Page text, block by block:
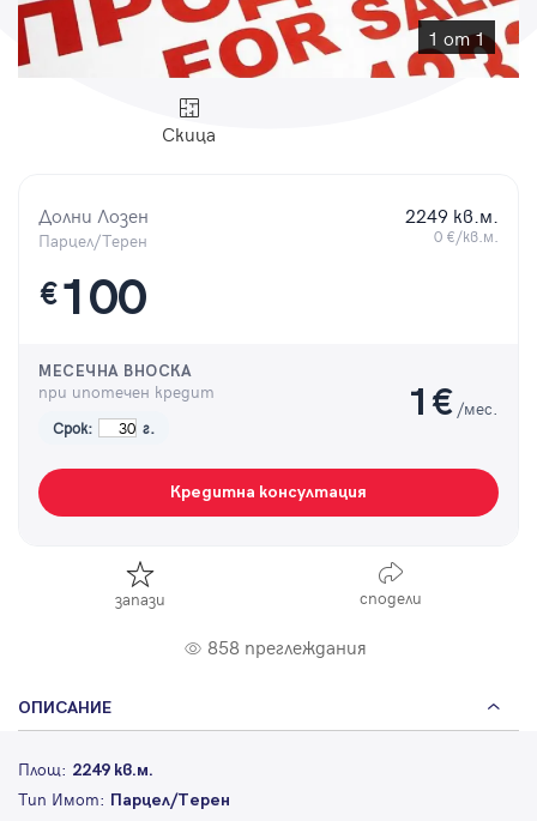
1 от 1
Скица
Долни Лозен
Парцел/Терен
2249 кв.м.
0 €/кв.м.
€100
МЕСЕЧНА ВНОСКА
при ипотечен кредит
Срок: г.
1€ /мес.
Кредитна консултация
запази сподели
858 преглеждания
ОПИСАНИЕ
Площ: 2249 кв.м.
Тип Имот: Парцел/Терен
Парола